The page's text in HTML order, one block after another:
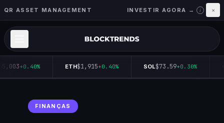
QR ASSET MANAGEMENT INVESTIR AGORA → i ×
+0.40% ETH$1,915+0.40% SOL$73.59+0.30%
FINANÇAS